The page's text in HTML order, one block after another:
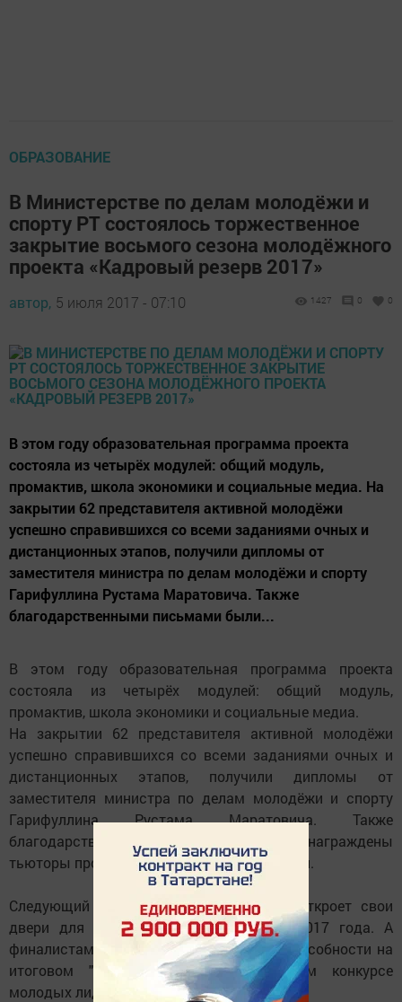
ОБРАЗОВАНИЕ
В Министерстве по делам молодёжи и
спорту РТ состоялось торжественное
закрытие восьмого сезона молодёжного
проекта «Кадровый резерв 2017»
автор, 5 июля 2017 - 07:10 1427 0 0
В этом году образовательная программа проекта
состояла из четырёх модулей: общий модуль,
промактив, школа экономики и социальные медиа. На
закрытии 62 представителя активной молодёжи
успешно справившихся со всеми заданиями очных и
дистанционных этапов, получили дипломы от
заместителя министра по делам молодёжи и спорту
Гарифуллина Рустама Маратовича. Также
благодарственными письмами были...
В этом году образовательная программа проекта
состояла из четырёх модулей: общий модуль,
промактив, школа экономики и социальные медиа.
На закрытии 62 представителя активной молодёжи
успешно справившихся со всеми заданиями очных и
дистанционных этапов, получили дипломы от
заместителя министра по делам молодёжи и спорту
Гарифуллина Рустама Маратовича. Также
благодарственными письмами были награждены
тьюторы проекта, тренеры и почетное гости.
Следующий сезон "Кадрового резерва" откроет свои
двери для новых участников осенью 2017 года. А
финалистам предстоит проявить свои способности на
итоговом "экзамене" - Республиканском конкурсе
молодых лидеров "Вверх!"